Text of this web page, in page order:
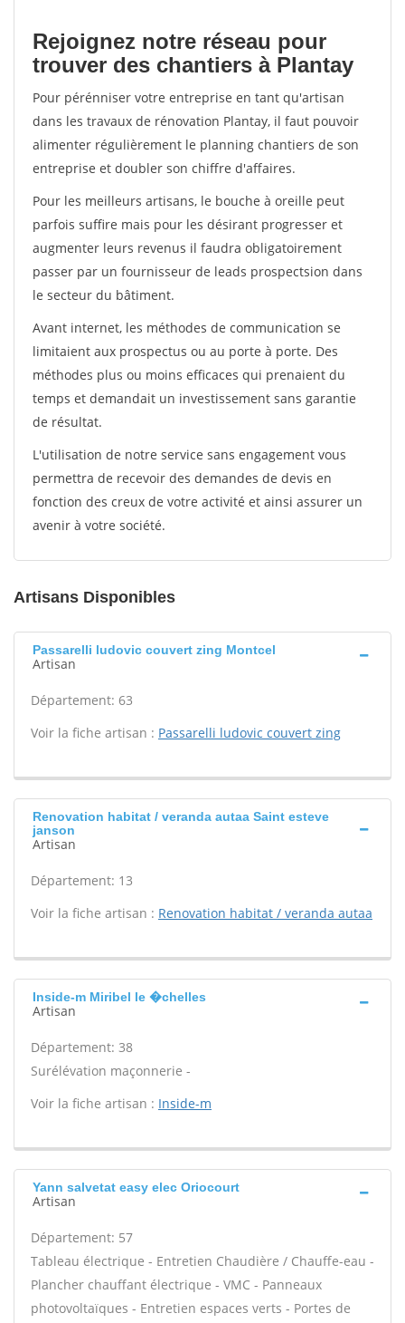
Rejoignez notre réseau pour
trouver des chantiers à Plantay
Pour pérénniser votre entreprise en tant qu'artisan
dans les travaux de rénovation Plantay, il faut pouvoir
alimenter régulièrement le planning chantiers de son
entreprise et doubler son chiffre d'affaires.
Pour les meilleurs artisans, le bouche à oreille peut
parfois suffire mais pour les désirant progresser et
augmenter leurs revenus il faudra obligatoirement
passer par un fournisseur de leads prospectsion dans
le secteur du bâtiment.
Avant internet, les méthodes de communication se
limitaient aux prospectus ou au porte à porte. Des
méthodes plus ou moins efficaces qui prenaient du
temps et demandait un investissement sans garantie
de résultat.
L'utilisation de notre service sans engagement vous
permettra de recevoir des demandes de devis en
fonction des creux de votre activité et ainsi assurer un
avenir à votre société.
Artisans Disponibles
Passarelli ludovic couvert zing Montcel
Artisan
Département: 63
Voir la fiche artisan : Passarelli ludovic couvert zing
Renovation habitat / veranda autaa Saint esteve
janson
Artisan
Département: 13
Voir la fiche artisan : Renovation habitat / veranda autaa
Inside-m Miribel le �chelles
Artisan
Département: 38
Surélévation maçonnerie -
Voir la fiche artisan : Inside-m
Yann salvetat easy elec Oriocourt
Artisan
Département: 57
Tableau électrique - Entretien Chaudière / Chauffe-eau -
Plancher chauffant électrique - VMC - Panneaux
photovoltaïques - Entretien espaces verts - Portes de